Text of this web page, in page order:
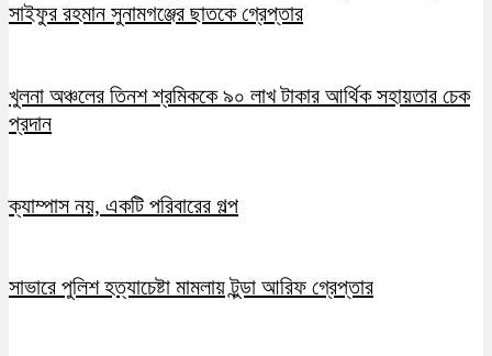
সাইফুর রহমান সুনামগঞ্জের ছাতকে গ্রেপ্তার
খুলনা অঞ্চলের তিনশ শ্রমিককে ৯০ লাখ টাকার আর্থিক সহায়তার চেক
প্রদান
ক্যাম্পাস নয়, একটি পরিবারের গল্প
সাভারে পুলিশ হত্যাচেষ্টা মামলায় টুন্ডা আরিফ গ্রেপ্তার